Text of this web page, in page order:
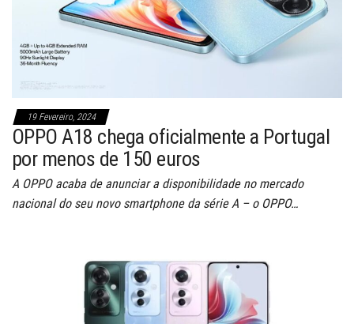
19 Fevereiro, 2024
OPPO A18 chega oficialmente a Portugal
por menos de 150 euros
A OPPO acaba de anunciar a disponibilidade no mercado
nacional do seu novo smartphone da série A – o OPPO…